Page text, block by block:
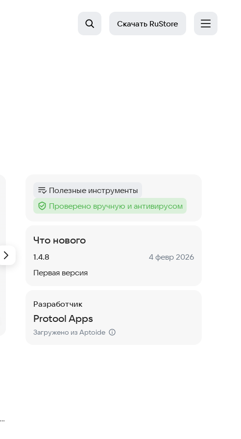
Скачать RuStore
Категория:
Полезные инструменты
Тег :
Проверено вручную и антивирусом
Что нового
Версия:
1.4.8 Дата:
4 февр 2026
Первая версия
Разработчик
Protool Apps
Загружено из Aptoide